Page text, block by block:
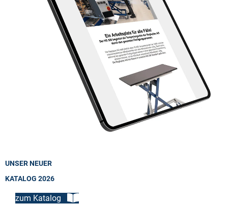
UNSER NEUER
KATALOG 2026
zum Katalog